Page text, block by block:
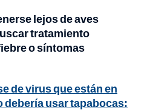
lejos de aves
tratamiento
o síntomas
de virus que están en
debería usar tapabocas: